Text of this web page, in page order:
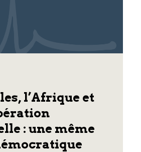
l’Afrique et
: une même